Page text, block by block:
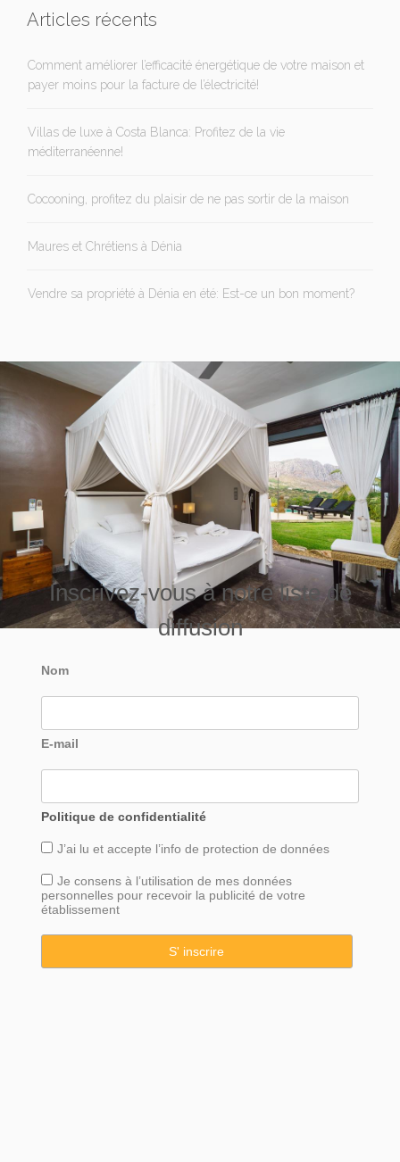
Articles récents
Comment améliorer l’efficacité énergétique de votre maison et
payer moins pour la facture de l’électricité!
Villas de luxe à Costa Blanca: Profitez de la vie
méditerranéenne!
Cocooning, profitez du plaisir de ne pas sortir de la maison
Maures et Chrétiens à Dénia
Vendre sa propriété à Dénia en été: Est-ce un bon moment?
Inscrivez-vous à notre liste de
diffusion
Nom
E-mail
Politique de confidentialité
J’ai lu et accepte l’info de protection de données
Je consens à l’utilisation de mes données
personnelles pour recevoir la publicité de votre
établissement